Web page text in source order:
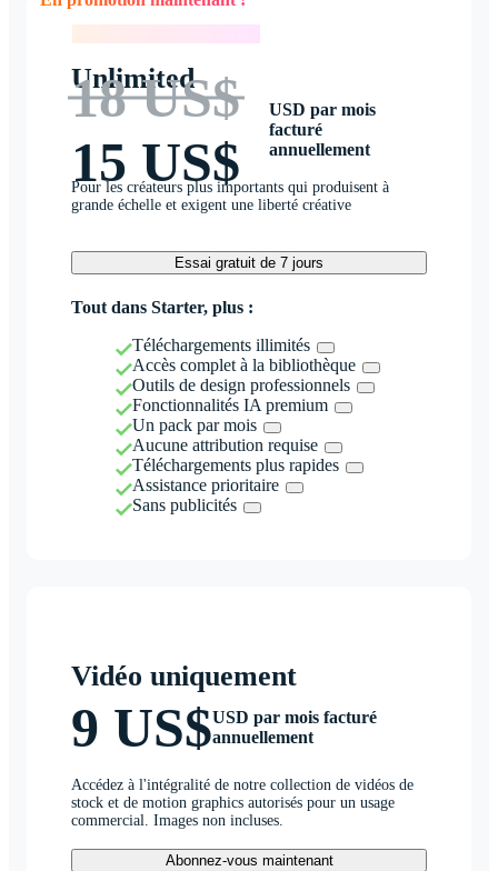
Unlimited
18 US$
15 US$
USD par mois
facturé
annuellement
Pour les créateurs plus importants qui produisent à
grande échelle et exigent une liberté créative
Essai gratuit de 7 jours
Tout dans Starter, plus :
Téléchargements illimités
Accès complet à la bibliothèque
Outils de design professionnels
Fonctionnalités IA premium
Un pack par mois
Aucune attribution requise
Téléchargements plus rapides
Assistance prioritaire
Sans publicités
Vidéo uniquement
9 US$USD par mois facturé
annuellement
Accédez à l'intégralité de notre collection de vidéos de
stock et de motion graphics autorisés pour un usage
commercial. Images non incluses.
Abonnez-vous maintenant